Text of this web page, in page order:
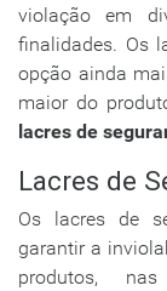
violação em
finalidades. Os
opção ainda
maior do
lacres de
Lacres de
Os lacres de
garantir a
produtos,